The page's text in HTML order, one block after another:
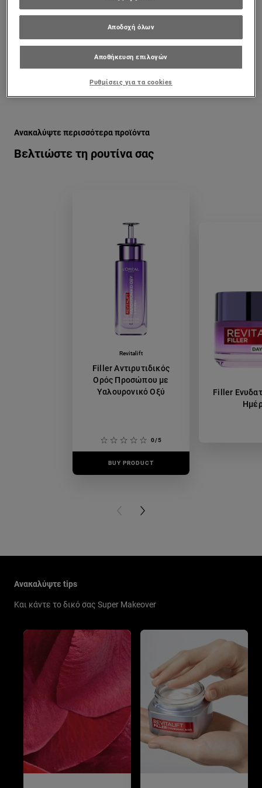
TIPS ΠΕΡΙΠΟΊΗΣΗΣ ΕΠΙΔΕΡΜΊΔΑΣ < 2 ΛΕΠΤΆ
Βελτιώστε τη ρουτίνα σας
Ανακαλύψτε περισσότερα προϊόντα
Revitalift
Filler Αντιρυτιδικός
Ορός Προσώπου με
Υαλουρονικό Οξύ
0/5
BUY PRODUCT
Filler
PREVIOUS CARD
NEXT CARD
Ανακαλύψτε tips
Και κάντε το δικό σας Super Makeover
Αποδοχή όλων
Αποθήκευση επιλογών
Ρυθμίσεις για τα cookies